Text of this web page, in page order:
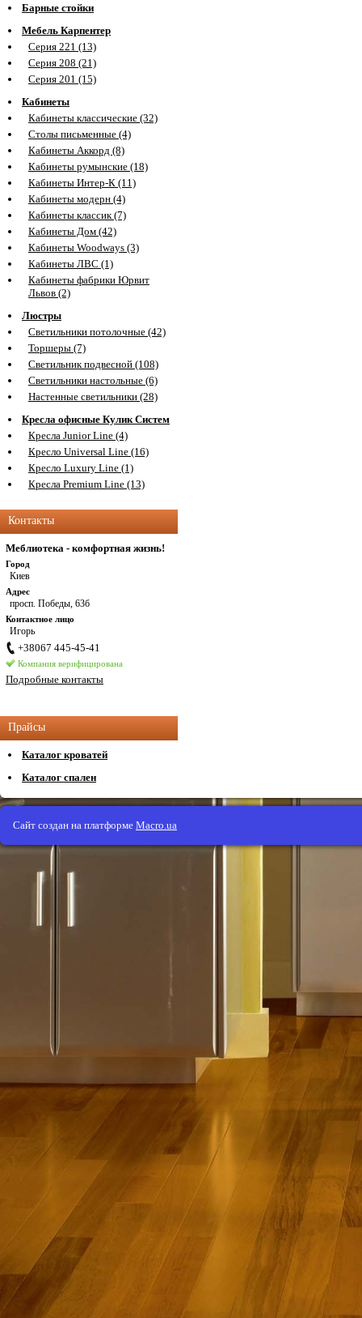
Барные стойки
Мебель Карпентер
Серия 221 (13)
Серия 208 (21)
Серия 201 (15)
Кабинеты
Кабинеты классические (32)
Столы письменные (4)
Кабинеты Аккорд (8)
Кабинеты румынские (18)
Кабинеты Интер-К (11)
Кабинеты модерн (4)
Кабинеты классик (7)
Кабинеты Дом (42)
Кабинеты Woodways (3)
Кабинеты ЛВС (1)
Кабинеты фабрики Юрвит
Львов (2)
Люстры
Светильники потолочные (42)
Торшеры (7)
Светильник подвесной (108)
Светильники настольные (6)
Настенные светильники (28)
Кресла офисные Кулик Систем
Кресла Junior Line (4)
Кресло Universal Line (16)
Кресло Luxury Line (1)
Кресла Premium Line (13)
Контакты
Меблиотека - комфортная жизнь!
Город
Киев
Адрес
просп. Победы, 63б
Контактное лицо
Игорь
+38067 445-45-41
Компания верифицирована
Подробные контакты
Прайсы
Каталог кроватей
Каталог спален
Сайт создан на платформе Macro.ua